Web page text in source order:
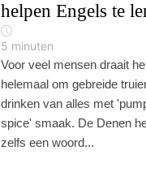
helpen Engels te
5 minuten
Voor veel mensen draait
helemaal om gebreide
drinken van alles met
spice' smaak. De Denen
zelfs een woord...